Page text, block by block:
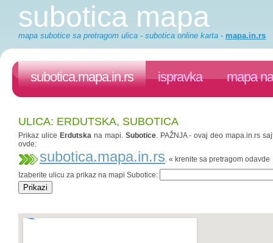
subotica mapa
mapa subotice sa pretragom ulica - subotica online karta - mapa.in.rs
subotica.mapa.in.rs ispravka mapa
ULICA: ERDUTSKA, SUBOTICA
Prikaz ulice Erdutskana mapi. Subotice. PAŽNJA - ovaj deo mapa.in.rs
ovde:
subotica.mapa.in.rs. « krenite sa pretragom odavde
Izaberite ulicu za prikaz na mapi Subotice: